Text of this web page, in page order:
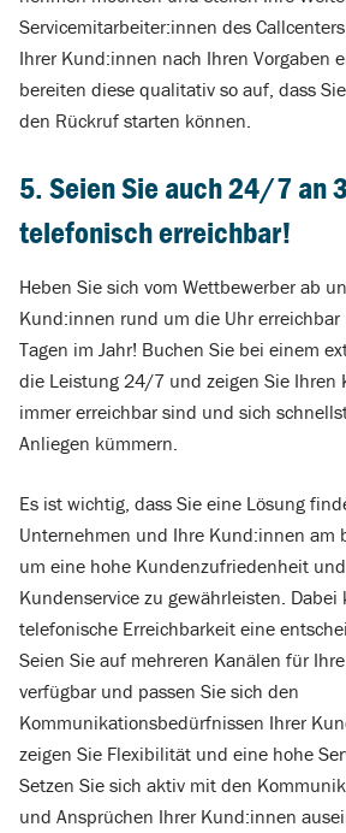
Servicemitarbeiter:innen des
Ihrer Kund:innen nach Ihren Vorgaben
bereiten diese qualitativ so auf, dass
den Rückruf starten können.
5. Seien Sie auch 24/7 an
telefonisch erreichbar!
Heben Sie sich vom Wettbewerber ab
Kund:innen rund um die Uhr
Tagen im Jahr! Buchen Sie bei einem
die Leistung 24/7 und zeigen Sie Ihren
immer erreichbar sind und sich
Anliegen kümmern.
Es ist wichtig, dass Sie eine Lösung
Unternehmen und Ihre Kund:innen am
um eine hohe Kundenzufriedenheit
Kundenservice zu gewährleisten.
telefonische Erreichbarkeit eine
Seien Sie auf mehreren Kanälen für
verfügbar und passen Sie sich den
Kommunikationsbedürfnissen Ihrer
zeigen Sie Flexibilität und eine hohe
Setzen Sie sich aktiv mit den
und Ansprüchen Ihrer Kund:innen